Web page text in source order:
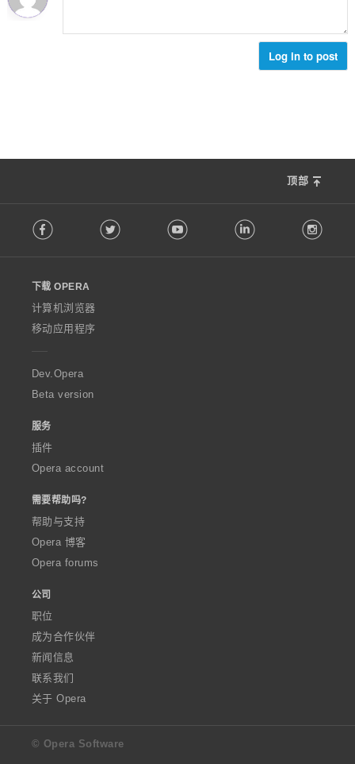
Log in to post
顶部
o
w
O
p
e
a
Facebook Twitter Youtube LinkedIn
下载 OPERA
计算机浏览器
移动应用程序
Dev.Opera
Beta version
服务
插件
Opera account
需要帮助吗?
帮助与支持
Opera 博客
Opera forums
公司
职位
成为合作伙伴
新闻信息
联系我们
关于 Opera
© Opera Software